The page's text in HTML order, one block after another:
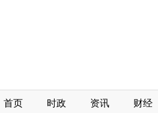
首页 时政 资讯 财经